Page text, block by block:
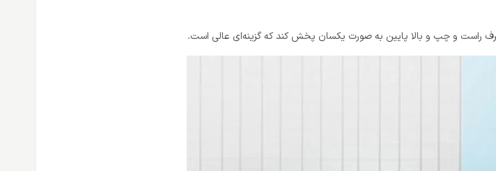
راست و چپ و بالا پایین به صورت یکسان پخش کند که گزینه‌ای عالی است.